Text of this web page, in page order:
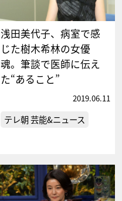
浅田美代子、病室で感
じた樹木希林の女優
魂。筆談で医師に伝え
た“あること”
2019.06.11
テレ朝 芸能&ニュース